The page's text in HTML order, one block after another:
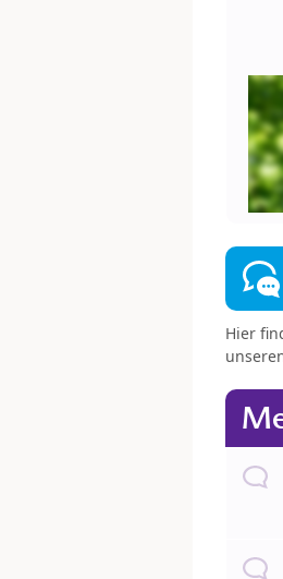
Hier